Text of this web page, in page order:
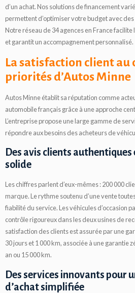
d’un achat. Nos solutions de financement
permettent d’optimiser votre budget avec
Notre réseau de 34 agences en France
et garantit un accompagnement personnalisé.
La satisfaction client au
priorités d’Autos Minne
Autos Minne établit sa réputation comme
automobile français grâce à une approche
L’entreprise propose une large gamme de
répondre aux besoins des acheteurs de
Des avis clients
solide
Les chiffres parlent d’eux-mêmes : 200 000
marque. Le rythme soutenu d’une vente
fiabilité du service. Les véhicules d’occasion
contrôle rigoureux dans les deux usines de
satisfaction des clients est assurée par une
30 jours et 1 000 km, associée à une garantie
an ou 15 000 km.
Des services innovants pour
d’achat simplifiée